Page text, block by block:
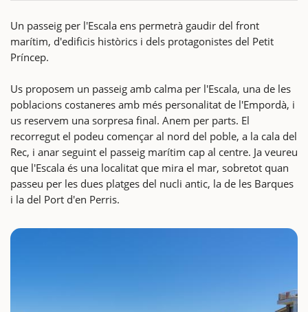
Un passeig per l'Escala ens permetrà gaudir del front
marítim, d'edificis històrics i dels protagonistes del Petit
Príncep.
Us proposem un passeig amb calma per l'Escala, una de les
poblacions costaneres amb més personalitat de l'Empordà, i
us reservem una sorpresa final. Anem per parts. El
recorregut el podeu començar al nord del poble, a la cala del
Rec, i anar seguint el passeig marítim cap al centre. Ja veureu
que l'Escala és una localitat que mira el mar, sobretot quan
passeu per les dues platges del nucli antic, la de les Barques
i la del Port d'en Perris.